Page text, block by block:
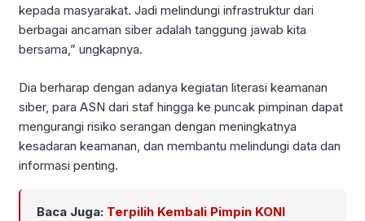
kepada masyarakat. Jadi melindungi infrastruktur dari
berbagai ancaman siber adalah tanggung jawab kita
bersama,” ungkapnya.
Dia berharap dengan adanya kegiatan literasi keamanan
siber, para ASN dari staf hingga ke puncak pimpinan dapat
mengurangi risiko serangan dengan meningkatnya
kesadaran keamanan, dan membantu melindungi data dan
informasi penting.
Baca Juga: Terpilih Kembali Pimpin KONI